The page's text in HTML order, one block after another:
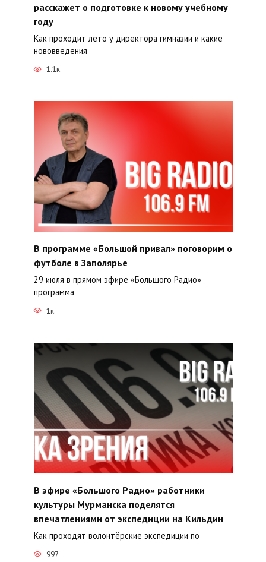
расскажет о подготовке к новому учебному
году
Как проходит лето у директора гимназии и какие
нововведения
1.1к.
В программе «Большой привал» поговорим о
футболе в Заполярье
29 июля в прямом эфире «Большого Радио»
программа
1к.
В эфире «Большого Радио» работники
культуры Мурманска поделятся
впечатлениями от экспедиции на Кильдин
Как проходят волонтёрские экспедиции по
997